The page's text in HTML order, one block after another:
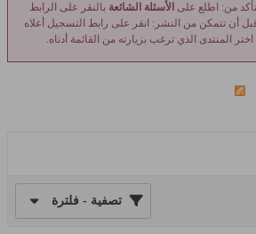
من: اطلع على الأسئلة الشائعة بالنقر على الرابط
أن تتمكن من النشر: انقر على رابط التسجيل أعلاه
المنتدى الذي ترغب بزيارته من القائمة أدناه.
تصفية - فلترة